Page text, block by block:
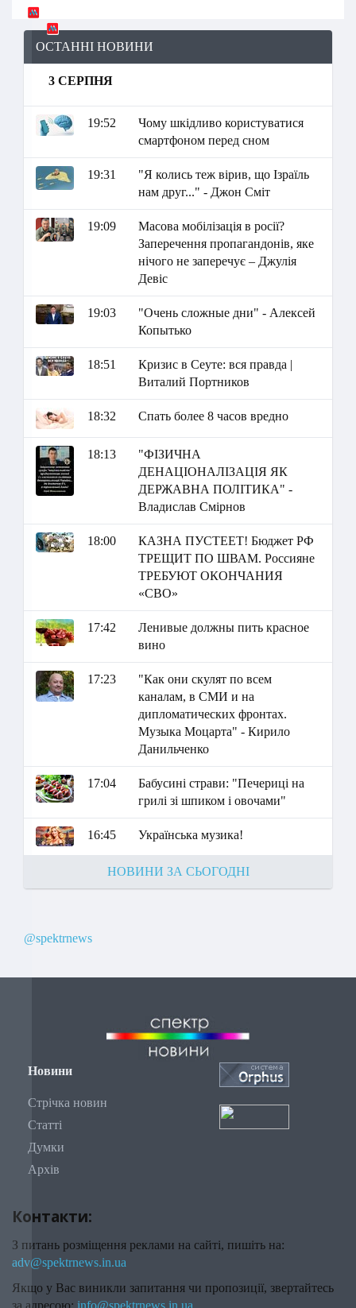
ОСТАННІ НОВИНИ
3 СЕРПНЯ
19:52
Чому шкідливо користуватися
смартфоном перед сном
19:31
"Я колись теж вірив, що Ізраїль
нам друг..." - Джон Сміт
19:09
Масова мобілізація в росії?
Заперечення пропагандонів, яке
нічого не заперечує – Джулія
Девіс
19:03
"Очень сложные дни" - Алексей
Копытько
18:51
Кризис в Сеуте: вся правда |
Виталий Портников
18:32 Спать более 8 часов вредно
18:13
"ФІЗИЧНА
ДЕНАЦІОНАЛІЗАЦІЯ ЯК
ДЕРЖАВНА ПОЛІТИКА" -
Владислав Смірнов
18:00
КАЗНА ПУСТЕЕТ! Бюджет РФ
ТРЕЩИТ ПО ШВАМ. Россияне
ТРЕБУЮТ ОКОНЧАНИЯ
«СВО»
17:42
Ленивые должны пить красное
вино
17:23
"Как они скулят по всем
каналам, в СМИ и на
дипломатических фронтах.
Музыка Моцарта" - Кирило
Данильченко
17:04
Бабусині страви: "Печериці на
грилі зі шпиком і овочами"
16:45 Українська музика!
НОВИНИ ЗА СЬОГОДНІ
@spektrnews
Новини
Стрічка новин
Статті
Думки
Архів
Контакти:
З питань розміщення реклами на сайті, пишіть на:
adv@spektrnews.in.ua
Якщо у Вас виникли запитання чи пропозиції, звертайтесь
за адресою: info@spektrnews.in.ua